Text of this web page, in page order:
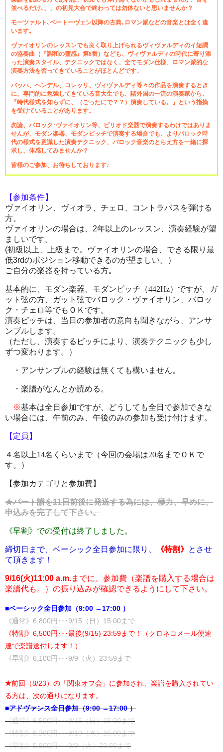
並べるだけ､、、の初見大会で終わっては勿体ないと思いませんか？
モーツァルト､ベートーヴェン以降の古典､ロマン派などの音楽とは全く違
います｡
ヴァイオリンのレッスンでも良く取り上げられるヴィヴァルディのイ短調
の協奏曲（『調和の霊感』第6番）なども、ヴィヴァルディの時代に寄り添
った演奏スタイル、テクニックではなく、全てモダン仕様、ロマン派的な
演奏方法を習ってきていることがほとんどです。
バッハ、ヘンデル、コレッリ、ヴィヴァルディ等々の作品を演奏するとき
に、専門的に勉強してきている音大生でも、諸外国の一流の演奏家から、
『時代様式を知らずに、（ごったにで？？）演奏している。』という指摘
を受けていることがあります。
勿論、バロック･ヴァイオリン等、ピリオド楽器で演奏するわけではありま
せんが、モダン楽器、モダンピッチで演奏する場合でも、よりバロック時
代の様式を意識した演奏テクニック、バロック音楽のとらえ方を一緒に探
求し、体感してみませんか？
皆様のご参加、お待ちしております♪
【参加条件】
ヴァイオリン、ヴィオラ、チェロ、コントラバスを弾ける
方。
ヴァイオリンの場合は、 2年以上のレッスン、演奏経験が望
ましいです。
(初級以上、上級まで。ヴァイオリンの場合、できる限り最
低3rdのポジション移動できるのが望ましい。）
ご自分の楽器を持っている方｡
基本的に、モダン楽器、モダンピッチ（442Hz）ですが、ガ
ット弦の方、ガット弦でバロック・ヴァイオリン、バロッ
ク・チェロ等でもＯＫです。
演奏ピッチは、当日の参加者の意向も聞きながら、アンサ
ンブルします。
（ただし、演奏するピッチにより、演奏テクニックも少し
ずつ変わります。）
・アンサンブルの経験は無くても構いません。
・楽譜がなんとか読める。
※基本は全日参加ですが、どうしても全日で参加できな
い場合には、午前のみ、午後のみの参加も受け付けます。
【定員】
４名以上14名くらいまで（今回の会場は20名までＯＫで
す。）
【参加カテゴリと参加費】
★パート譜を11日前後に発送する為には、極力、早めに、
申込みを完了して下さい。
《早割》での受付は終了しました。
締切日まで、ベーシック全日参加に限り、 《特割》 とさせ
て頂きます！
9/16(火)11:00 a.m.までに、参加費（楽譜を購入する場合は
楽譜代も。）の振り込みが確認できるようにして下さい。
■ベーシック全日参加（9:00 →17:00 ）
《通常》6,800円･･･9/15（日）15:00まで
《特割》6,500円･･･最後(9/15) 23:59まで！（クロネコメール便速
達で楽譜送付します！）
《早割》6,100円･･･9/9（火）23:59まで
★前回（8/23）の「関東オフ会」に参加され、楽譜を購入されてい
る方は、次の通りになります。
■アドヴァンス全日参加（9:00 →17:00 ）
《通常》6,500円･･･9/15（日）15:00まで
《特割》6,200円･･･9/10（水）15:00まで
《早割》5,800円･･･9/9（火）23:59まで